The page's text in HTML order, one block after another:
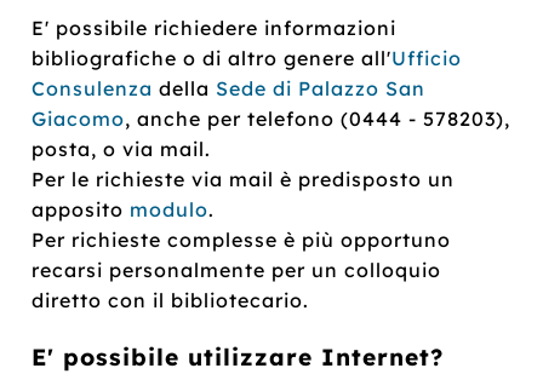
E' possibile richiedere informazioni
bibliografiche o di altro genere all'Ufficio
Consulenza della Sede di Palazzo San
Giacomo, anche per telefono (0444 - 578203),
posta, o via mail.
Per le richieste via mail è predisposto un
apposito modulo.
Per richieste complesse è più opportuno
recarsi personalmente per un colloquio
diretto con il bibliotecario.
E' possibile utilizzare Internet?